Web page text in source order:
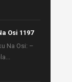
Osi 1197
Na Osi: –